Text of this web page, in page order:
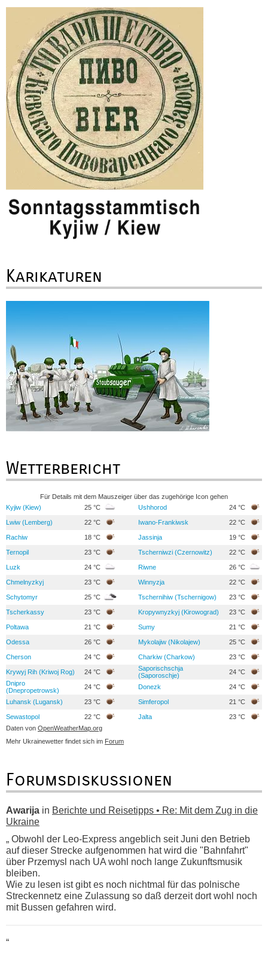
Karikaturen
Wetterbericht
Für Details mit dem Mauszeiger über das zugehörige Icon gehen
Kyjiw (Kiew)
25 °C Ushhorod 24 °C
Lwiw (Lemberg) 22 °C Iwano-Frankiwsk 22 °C
Rachiw 18 °C Jassinja 19 °C
Ternopil 23 °C Tscherniwzi (Czernowitz) 22 °C
Luzk 24 °C Riwne 26 °C
Chmelnyzkyj 23 °C Winnyzja 22 °C
Schytomyr 25 °C Tschernihiw (Tschernigow) 23 °C
Tscherkassy 23 °C Kropywnyzkyj (Kirowograd) 23 °C
Poltawa 21 °C Sumy 21 °C
Odessa 26 °C Mykolajiw (Nikolajew) 25 °C
Cherson 24 °C Charkiw (Charkow) 23 °C
Krywyj Rih (Kriwoj Rog) 24 °C
Saporischschja
(Saporoschje)
24 °C
Dnipro
(Dnepropetrowsk)
24 °C Donezk 24 °C
Luhansk (Lugansk) 23 °C Simferopol 21 °C
Sewastopol 22 °C Jalta
23 °C
Daten von OpenWeatherMap.org
Mehr Ukrainewetter findet sich im Forum
Forumsdiskussionen
Awarija in Berichte und Reisetipps • Re: Mit dem Zug in die
Ukraine
„ Obwohl der Leo-Express angeblich seit Juni den Betrieb
auf dieser Strecke aufgenommen hat wird die "Bahnfahrt"
über Przemysl nach UA wohl noch lange Zukunftsmusik
bleiben.
Wie zu lesen ist gibt es noch nichtmal für das polnische
Streckennetz eine Zulassung so daß derzeit dort wohl noch
mit Bussen gefahren wird.
“